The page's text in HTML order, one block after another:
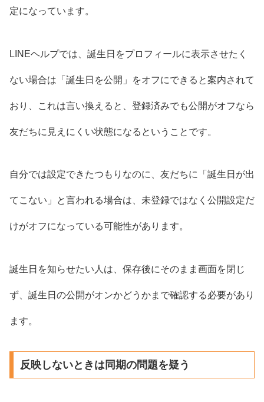
定になっています。
LINEヘルプでは、誕生日をプロフィールに表示させたく
ない場合は「誕生日を公開」をオフにできると案内されて
おり、これは言い換えると、登録済みでも公開がオフなら
友だちに見えにくい状態になるということです。
自分では設定できたつもりなのに、友だちに「誕生日が出
てこない」と言われる場合は、未登録ではなく公開設定だ
けがオフになっている可能性があります。
誕生日を知らせたい人は、保存後にそのまま画面を閉じ
ず、誕生日の公開がオンかどうかまで確認する必要があり
ます。
反映しないときは同期の問題を疑う